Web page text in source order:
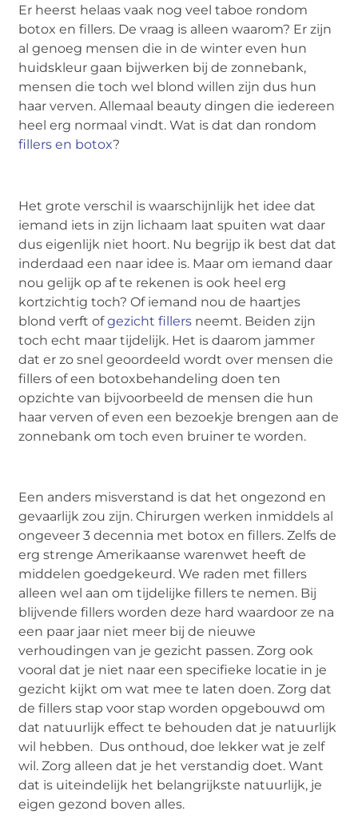
Er heerst helaas vaak nog veel taboe rondom
botox en fillers. De vraag is alleen waarom? Er zijn
al genoeg mensen die in de winter even hun
huidskleur gaan bijwerken bij de zonnebank,
mensen die toch wel blond willen zijn dus hun
haar verven. Allemaal beauty dingen die iedereen
heel erg normaal vindt. Wat is dat dan rondom
fillers en botox?
Het grote verschil is waarschijnlijk het idee dat
iemand iets in zijn lichaam laat spuiten wat daar
dus eigenlijk niet hoort. Nu begrijp ik best dat dat
inderdaad een naar idee is. Maar om iemand daar
nou gelijk op af te rekenen is ook heel erg
kortzichtig toch? Of iemand nou de haartjes
blond verft ofgezicht fillers neemt. Beiden zijn
toch echt maar tijdelijk. Het is daarom jammer
dat er zo snel geoordeeld wordt over mensen die
fillers of een botoxbehandeling doen ten
opzichte van bijvoorbeeld de mensen die hun
haar verven of even een bezoekje brengen aan de
zonnebank om toch even bruiner te worden.
Een anders misverstand is dat het ongezond en
gevaarlijk zou zijn. Chirurgen werken inmiddels al
ongeveer 3 decennia met botox en fillers. Zelfs de
erg strenge Amerikaanse warenwet heeft de
middelen goedgekeurd. We raden met fillers
alleen wel aan om tijdelijke fillers te nemen. Bij
blijvende fillers worden deze hard waardoor ze na
een paar jaar niet meer bij de nieuwe
verhoudingen van je gezicht passen. Zorg ook
vooral dat je niet naar een specifieke locatie in je
gezicht kijkt om wat mee te laten doen. Zorg dat
de fillers stap voor stap worden opgebouwd om
dat natuurlijk effect te behouden dat je natuurlijk
wil hebben. Dus onthoud, doe lekker wat je zelf
wil. Zorg alleen dat je het verstandig doet. Want
dat is uiteindelijk het belangrijkste natuurlijk, je
eigen gezond boven alles.